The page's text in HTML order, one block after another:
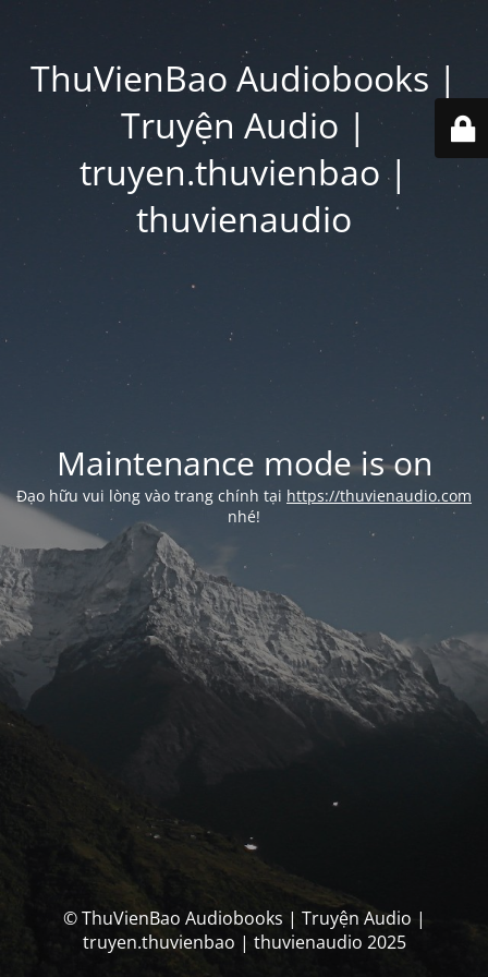
ThuVienBao Audiobooks |
Truyện Audio |
truyen.thuvienbao |
thuvienaudio
Maintenance mode is on
Đạo hữu vui lòng vào trang chính tại https://thuvienaudio.com
nhé!
© ThuVienBao Audiobooks | Truyện Audio |
truyen.thuvienbao | thuvienaudio 2025